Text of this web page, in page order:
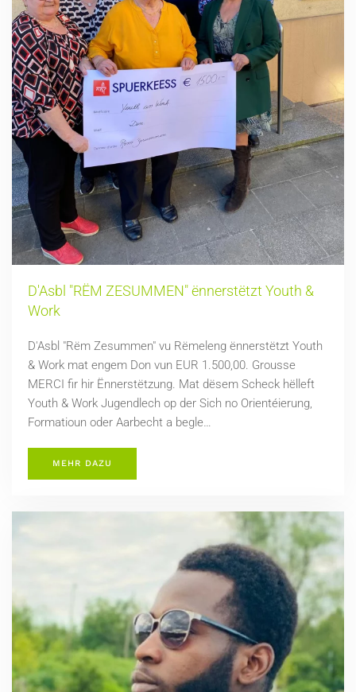
D'Asbl "RËM ZESUMMEN" ënnerstëtzt Youth &
Work
D'Asbl "Rëm Zesummen" vu Rëmeleng ënnerstëtzt Youth
& Work mat engem Don vun EUR 1.500,00. Grousse
MERCI fir hir Ënnerstëtzung. Mat dësem Scheck hëlleft
Youth & Work Jugendlech op der Sich no Orientéierung,
Formatioun oder Aarbecht a begle…
MEHR DAZU